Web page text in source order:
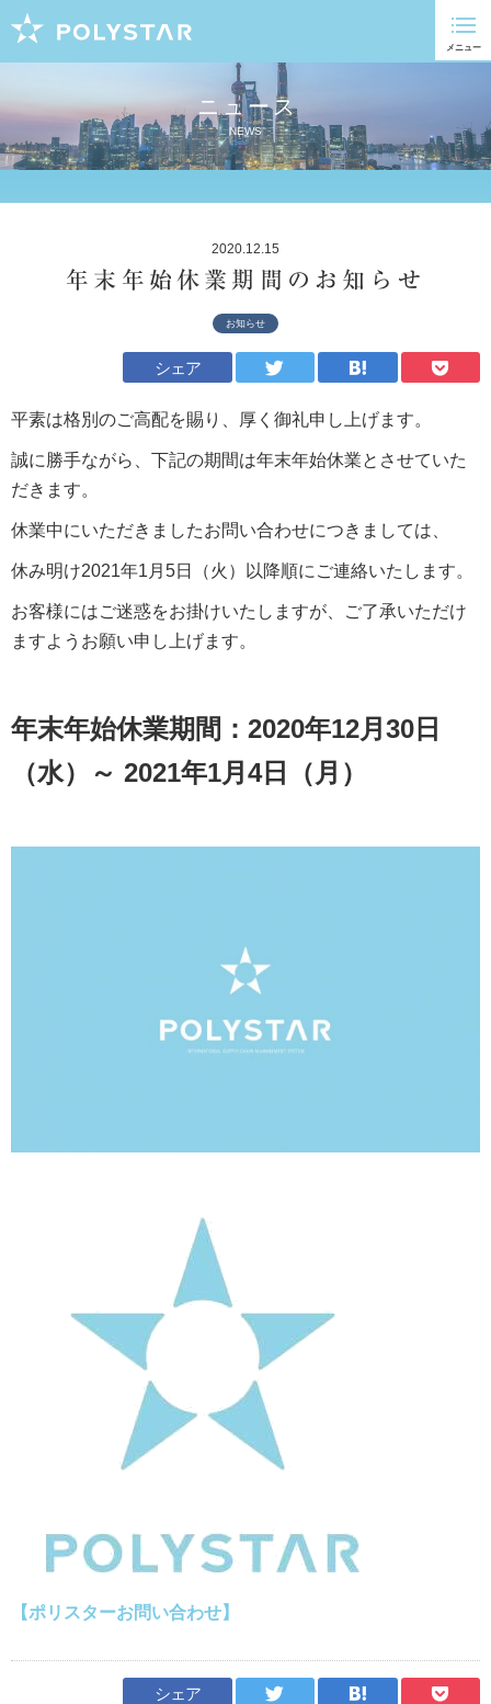
ニュース
NEWS
2020.12.15
年末年始休業期間のお知らせ
お知らせ
シェア
平素は格別のご高配を賜り、厚く御礼申し上げます。
誠に勝手ながら、下記の期間は年末年始休業とさせていた
だきます。
休業中にいただきましたお問い合わせにつきましては、
休み明け2021年1月5日（火）以降順にご連絡いたします。
お客様にはご迷惑をお掛けいたしますが、ご了承いただけ
ますようお願い申し上げます。
年末年始休業期間：2020年12月30日
（水）～ 2021年1月4日（月）
【ポリスターお問い合わせ】
シェア